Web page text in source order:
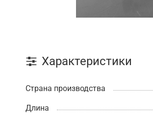
Характеристики
Страна производства
Длина